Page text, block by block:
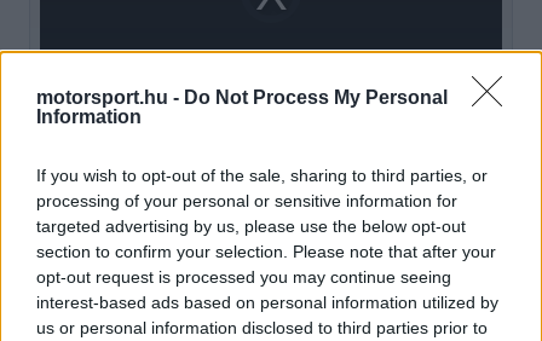
motorsport.hu - Do Not Process My Personal
Information
If you wish to opt-out of the sale, sharing to third parties, or
processing of your personal or sensitive information for
targeted advertising by us, please use the below opt-out
section to confirm your selection. Please note that after your
opt-out request is processed you may continue seeing
interest-based ads based on personal information utilized by
us or personal information disclosed to third parties prior to
loading.
window.
Az első két szektor végén még Hamilton állt
jobban a Q3 utolsó körében, ám Karun Chandhok
szerint a fedélzeti felvételek egyértelműen
megmutatták, hol fordult meg a küzdelem.